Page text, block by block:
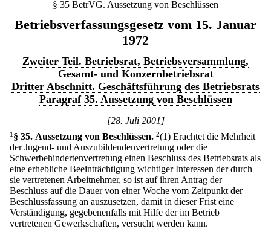
§ 35 BetrVG. Aussetzung von Beschlüssen
Betriebsverfassungsgesetz vom 15. Januar
1972
Zweiter Teil. Betriebsrat, Betriebsversammlung,
Gesamt- und Konzernbetriebsrat
Dritter Abschnitt. Geschäftsführung des Betriebsrats
Paragraf 35. Aussetzung von Beschlüssen
[28. Juli 2001]
1 § 35. Aussetzung von Beschlüssen. 2(1) Erachtet die Mehrheit
der Jugend- und Auszubildendenvertretung oder die
Schwerbehindertenvertretung einen Beschluss des Betriebsrats als
eine erhebliche Beeinträchtigung wichtiger Interessen der durch
sie vertretenen Arbeitnehmer, so ist auf ihren Antrag der
Beschluss auf die Dauer von einer Woche vom Zeitpunkt der
Beschlussfassung an auszusetzen, damit in dieser Frist eine
Verständigung, gegebenenfalls mit Hilfe der im Betrieb
vertretenen Gewerkschaften, versucht werden kann.